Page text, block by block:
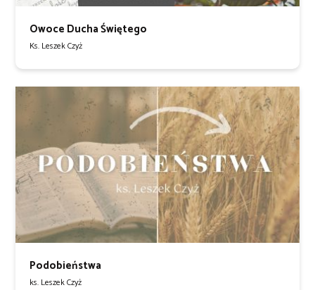
Owoce Ducha Świętego
Ks. Leszek Czyż
Podobieństwa
ks. Leszek Czyż